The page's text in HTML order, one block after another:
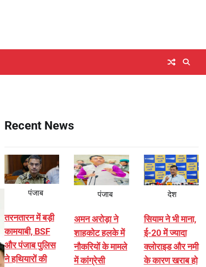
Recent News
पंजाब
तरनतारन में बड़ी
कामयाबी, BSF
और पंजाब पुलिस
ने हथियारों की
पंजाब
अमन अरोड़ा ने
शाहकोट हलके में
नौकरियों के मामले
में कांग्रेसी
देश
सियाम ने भी माना,
ई-20 में ज्यादा
क्लोराइड और नमी
के कारण खराब हो